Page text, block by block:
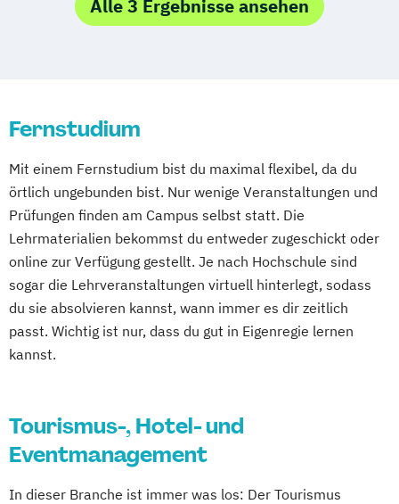
Online-Fernstudium Regensburg Stade
Alle 3 Ergebnisse ansehen
Fernstudium
Mit einem Fernstudium bist du maximal flexibel, da du
örtlich ungebunden bist. Nur wenige Veranstaltungen und
Prüfungen finden am Campus selbst statt. Die
Lehrmaterialien bekommst du entweder zugeschickt oder
online zur Verfügung gestellt. Je nach Hochschule sind
sogar die Lehrveranstaltungen virtuell hinterlegt, sodass
du sie absolvieren kannst, wann immer es dir zeitlich
passt. Wichtig ist nur, dass du gut in Eigenregie lernen
kannst.
Tourismus-, Hotel- und
Eventmanagement
In dieser Branche ist immer was los: Der Tourismus